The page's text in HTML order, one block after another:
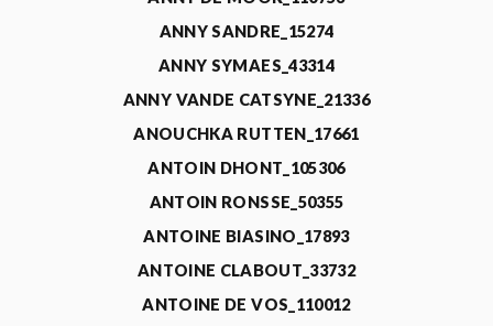
ANNY SANDRE_15274
ANNY SYMAES_43314
ANNY VANDE CATSYNE_21336
ANOUCHKA RUTTEN_17661
ANTOIN DHONT_105306
ANTOIN RONSSE_50355
ANTOINE BIASINO_17893
ANTOINE CLABOUT_33732
ANTOINE DE VOS_110012